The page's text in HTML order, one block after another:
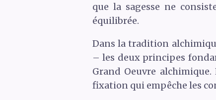
que la sagesse ne
équilibrée.
Dans la tradition
– les deux principes
Grand Oeuvre
fixation qui empêche les